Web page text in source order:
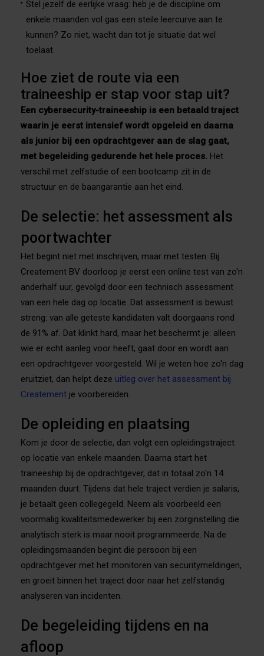
Stel jezelf de eerlijke vraag: heb je de discipline om
enkele maanden vol gas een steile leercurve aan te
kunnen? Zo niet, wacht dan tot je situatie dat wel
toelaat.
Hoe ziet de route via een
traineeship er stap voor stap uit?
Een cybersecurity-traineeship is een betaald traject
waarin je eerst intensief wordt opgeleid en daarna
als junior bij een opdrachtgever aan de slag gaat,
met begeleiding gedurende het hele proces. Het
verschil met zelfstudie of een bootcamp zit in de
structuur en de baangarantie aan het eind.
De selectie: het assessment als
poortwachter
Het begint niet met inschrijven, maar met testen. Bij
Createment BV doorloop je eerst een online test van zo'n
anderhalf uur, gevolgd door een technisch assessment
van een hele dag op locatie. Dat assessment is bewust
streng: van alle geteste kandidaten valt doorgaans rond
de 91% af. Dat klinkt hard, maar het beschermt je: alleen
wie er echt aanleg voor heeft, gaat door en wordt aan
een opdrachtgever voorgesteld. Wil je weten hoe zo'n dag
eruitziet, dan helpt deze uitleg over het assessment bij
Createment je voorbereiden.
De opleiding en plaatsing
Kom je door de selectie, dan volgt een opleidingstraject
op locatie van enkele maanden. Daarna start het
traineeship bij de opdrachtgever, dat in totaal zo'n 14
maanden duurt. Tijdens dat hele traject verdien je salaris,
je betaalt geen collegegeld. Neem als voorbeeld een
voormalig kwaliteitsmedewerker bij een zorginstelling die
analytisch sterk is maar nooit programmeerde. Na de
opleidingsmaanden begint die persoon bij een
opdrachtgever met het monitoren van securitymeldingen,
en groeit binnen het traject door naar het zelfstandig
analyseren van incidenten.
De begeleiding tijdens en na
afloop